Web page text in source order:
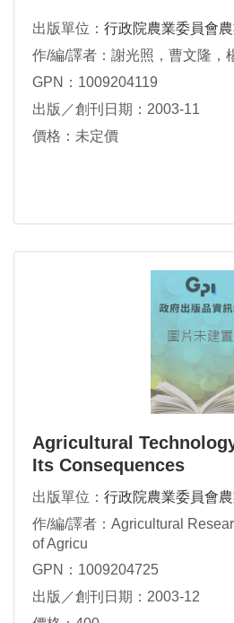
出版單位： 行政院農業委員會
作/編/譯者：謝光照，曹文隆，
GPN：1009204119
出版／創刊日期：2003-11
價格：未定價
Agricultural
Its Consequences
出版單位： 行政院農業委員會
作/編/譯者：Agricultural
of Agricu
GPN：1009204725
出版／創刊日期：2003-12